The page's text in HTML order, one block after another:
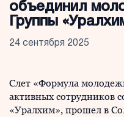
объединил
Группы
24 сентября 2025
Слет «Формула
активных сотрудников
«Уралхим», прошел в